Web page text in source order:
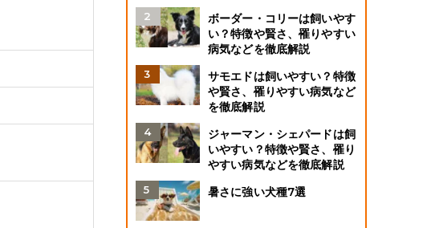
ボーダー・コリーは飼いやす
い？特徴や賢さ、罹りやすい
病気などを徹底解説
サモエドは飼いやすい？特徴
や賢さ、罹りやすい病気など
を徹底解説
ジャーマン・シェパードは飼
いやすい？特徴や賢さ、罹り
やすい病気などを徹底解説
暑さに強い犬種7選